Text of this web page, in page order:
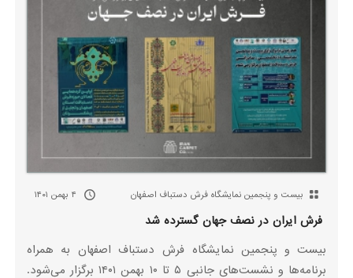
بیست و پنجمین نمایشگاه فرش دستباف اصفهان ۴ بهمن ۱۴۰۱
فرش ایران در نصف جهان گسترده شد
بیست و پنجمین نمایشگاه فرش دستباف اصفهان به همراه
برنامه‌ها و نشست‌های جانبی ۵ تا ۱۰ بهمن ۱۴۰۱ برگزار می‌شود.